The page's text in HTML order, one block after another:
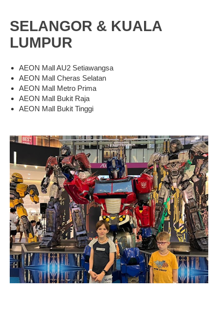
SELANGOR & KUALA
LUMPUR
AEON Mall AU2 Setiawangsa
AEON Mall Cheras Selatan
AEON Mall Metro Prima
AEON Mall Bukit Raja
AEON Mall Bukit Tinggi